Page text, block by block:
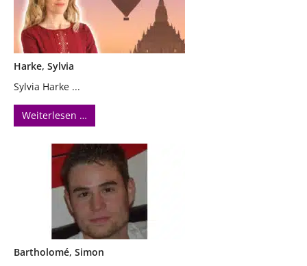
Harke, Sylvia
Sylvia Harke ...
Weiterlesen …
Bartholomé, Simon